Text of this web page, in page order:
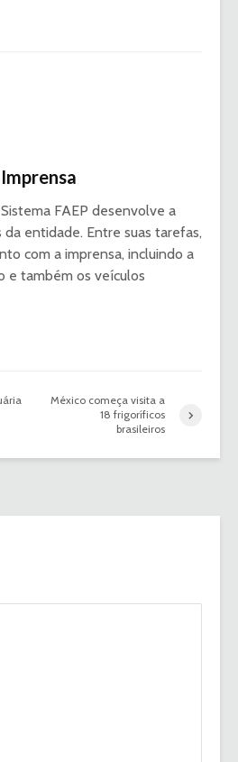
FAEP desenvolve a
da entidade. Entre suas tarefas,
com a imprensa, incluindo a
e também os veículos
México começa visita a
18 frigoríficos
brasileiros